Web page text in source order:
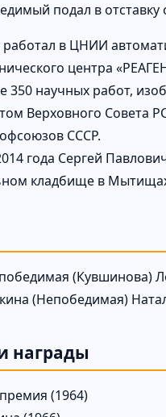
подал в отставку
работал в ЦНИИ
центра
350 научных работ,
Верховного Совета
СССР.
года Сергей
кладбище в
(Кувшинова)
(Непобедимая)
награды
(1964)